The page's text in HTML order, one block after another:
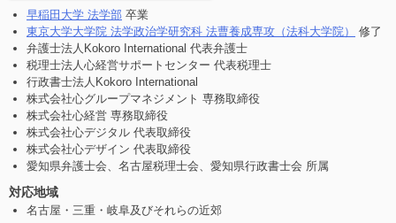
早稲田大学 法学部 卒業
東京大学大学院 法学政治学研究科 法曹養成専攻（法科大学院）
修了
弁護士法人Kokoro International 代表弁護士
税理士法人心経営サポートセンター 代表税理士
行政書士法人Kokoro International
株式会社心グループマネジメント 専務取締役
株式会社心経営 専務取締役
株式会社心デジタル 代表取締役
株式会社心デザイン 代表取締役
愛知県弁護士会、名古屋税理士会、愛知県行政書士会 所属
対応地域
名古屋・三重・岐阜及びそれらの近郊